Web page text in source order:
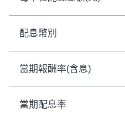
配息幣別
當期報酬率(含息)
當期配息率